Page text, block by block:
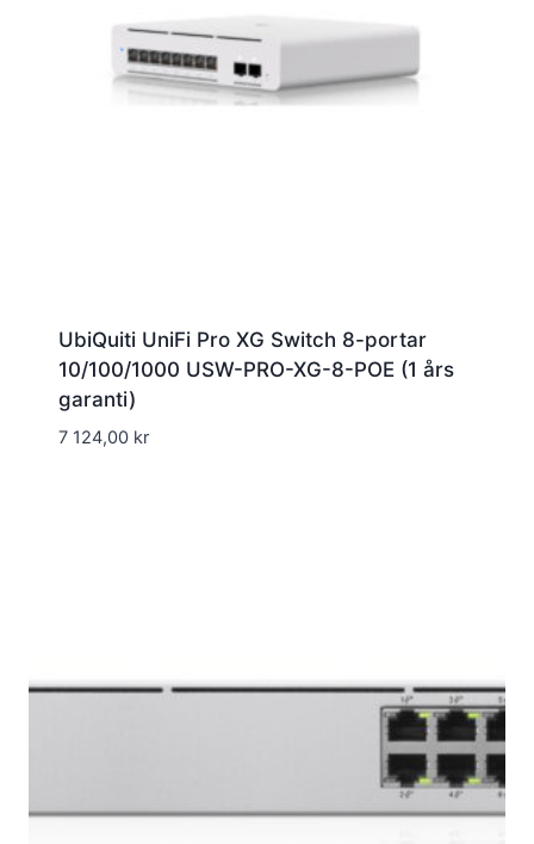
UbiQuiti UniFi Pro XG Switch 8-portar
10/100/1000 USW-PRO-XG-8-POE (1 års
garanti)
7 124,00 kr